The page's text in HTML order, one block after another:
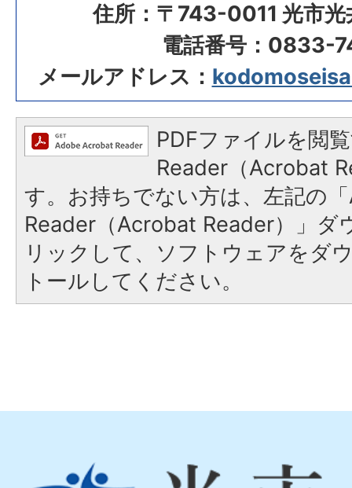
住所：〒743-0011 光市光
電話番号：0833-
メールアドレス：
PDFファイルを閲
Reader（Acrobat
す。お持ちでない方は、左記の
Reader（Acrobat Reader）」ダ
リックして、ソフトウェアをダ
トールしてください。